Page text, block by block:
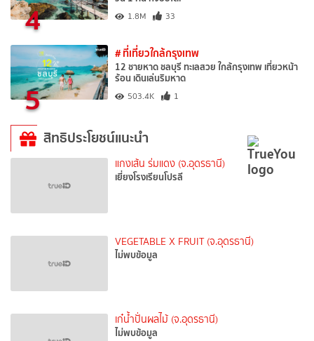
4 1.8M 33
5
# ที่เที่ยวใกล้กรุงเทพ
12 ชายหาด ชลบุรี ทะเลสวย ใกล้กรุงเทพ เที่ยวหน้า
ร้อน เดินเล่นริมหาด
503.4K 1
สิทธิประโยชน์แนะนำ
แกงเส้น ร่มแดง (จ.อุดรธานี)
เยี่ยงโรงเรียนโปรลี
VEGETABLE X FRUIT (จ.อุดรธานี)
ไม่พบข้อมูล
เก๋น้ำปั่นผลไม้ (จ.อุดรธานี)
ไม่พบข้อมูล